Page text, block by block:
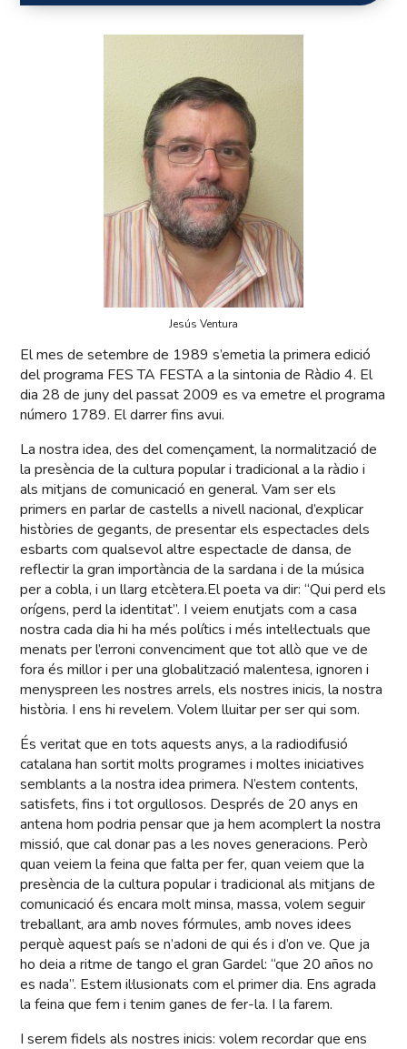
Jesús Ventura
El mes de setembre de 1989 s’emetia la primera edició
del programa FES TA FESTA a la sintonia de Ràdio 4. El
dia 28 de juny del passat 2009 es va emetre el programa
número 1789. El darrer fins avui.
La nostra idea, des del començament, la normalització de
la presència de la cultura popular i tradicional a la ràdio i
als mitjans de comunicació en general. Vam ser els
primers en parlar de castells a nivell nacional, d’explicar
històries de gegants, de presentar els espectacles dels
esbarts com qualsevol altre espectacle de dansa, de
reflectir la gran importància de la sardana i de la música
per a cobla, i un llarg etcètera.El poeta va dir: “Qui perd els
orígens, perd la identitat”. I veiem enutjats com a casa
nostra cada dia hi ha més polítics i més intel·lectuals que
menats per l’erroni convenciment que tot allò que ve de
fora és millor i per una globalització malentesa, ignoren i
menyspreen les nostres arrels, els nostres inicis, la nostra
història. I ens hi revelem. Volem lluitar per ser qui som.
És veritat que en tots aquests anys, a la radiodifusió
catalana han sortit molts programes i moltes iniciatives
semblants a la nostra idea primera. N’estem contents,
satisfets, fins i tot orgullosos. Després de 20 anys en
antena hom podria pensar que ja hem acomplert la nostra
missió, que cal donar pas a les noves generacions. Però
quan veiem la feina que falta per fer, quan veiem que la
presència de la cultura popular i tradicional als mitjans de
comunicació és encara molt minsa, massa, volem seguir
treballant, ara amb noves fórmules, amb noves idees
perquè aquest país se n’adoni de qui és i d’on ve. Que ja
ho deia a ritme de tango el gran Gardel: “que 20 años no
es nada”. Estem il·lusionats com el primer dia. Ens agrada
la feina que fem i tenim ganes de fer-la. I la farem.
I serem fidels als nostres inicis: volem recordar que ens